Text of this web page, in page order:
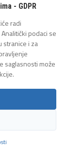
- GDPR
radi
podaci se
stranice i za
saglasnosti može